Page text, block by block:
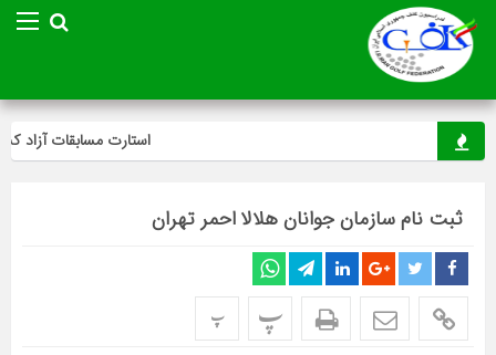
استارت مسابقات آزاد
ثبت نام سازمان جوانان هلالا احمر تهران
پ پ